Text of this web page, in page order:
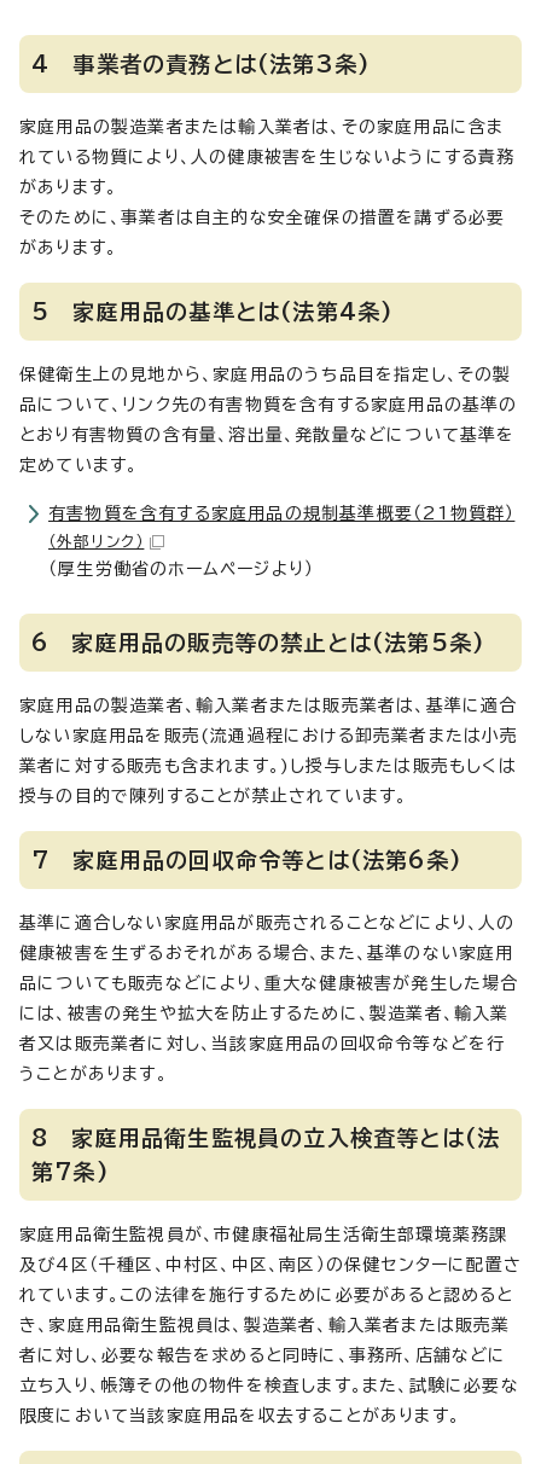
4 事業者の責務とは(法第3条)
家庭用品の製造業者または輸入業者は、その家庭用品に含ま
れている物質により、人の健康被害を生じないようにする責務
があります。
そのために、事業者は自主的な安全確保の措置を講ずる必要
があります。
5 家庭用品の基準とは(法第4条)
保健衛生上の見地から、家庭用品のうち品目を指定し、その製
品について、リンク先の有害物質を含有する家庭用品の基準の
とおり有害物質の含有量、溶出量、発散量などについて基準を
定めています。
有害物質を含有する家庭用品の規制基準概要（21物質群）
（外部リンク）
（厚生労働省のホームページより）
6 家庭用品の販売等の禁止とは(法第5条)
家庭用品の製造業者、輸入業者または販売業者は、基準に適合
しない家庭用品を販売(流通過程における卸売業者または小売
業者に対する販売も含まれます。)し授与しまたは販売もしくは
授与の目的で陳列することが禁止されています。
7 家庭用品の回収命令等とは(法第6条)
基準に適合しない家庭用品が販売されることなどにより、人の
健康被害を生ずるおそれがある場合、また、基準のない家庭用
品についても販売などにより、重大な健康被害が発生した場合
には、被害の発生や拡大を防止するために、製造業者、輸入業
者又は販売業者に対し、当該家庭用品の回収命令等などを行
うことがあります。
8 家庭用品衛生監視員の立入検査等とは(法
第7条)
家庭用品衛生監視員が、市健康福祉局生活衛生部環境薬務課
及び4区（千種区、中村区、中区、南区）の保健センターに配置さ
れています。この法律を施行するために必要があると認めると
き、家庭用品衛生監視員は、製造業者、輸入業者または販売業
者に対し、必要な報告を求めると同時に、事務所、店舗などに
立ち入り、帳簿その他の物件を検査します。また、試験に必要な
限度において当該家庭用品を収去することがあります。